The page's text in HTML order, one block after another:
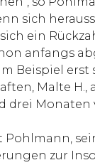
sich
ein
anfangs
Beispiel
Malte
drei Monaten
zur